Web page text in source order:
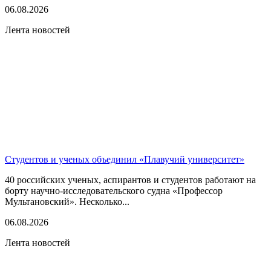
06.08.2026
Лента новостей
Студентов и ученых объединил «Плавучий университет»
40 российских ученых, аспирантов и студентов работают на
борту научно-исследовательского судна «Профессор
Мультановский». Несколько...
06.08.2026
Лента новостей